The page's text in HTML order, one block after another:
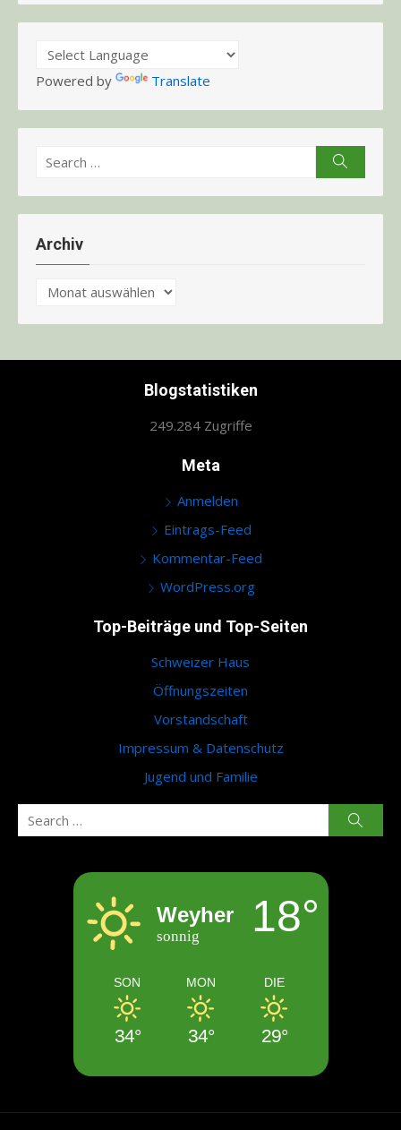
Powered by Translate
Search
Archiv
Archiv
Blogstatistiken
249.284 Zugriffe
Meta
Anmelden
Eintrags-Feed
Kommentar-Feed
WordPress.org
Top-Beiträge und Top-Seiten
Schweizer Haus
Öffnungszeiten
Vorstandschaft
Impressum & Datenschutz
Jugend und Familie
for:
Weyher
sonnig 18°
SON
34°
MON
34°
DIE
29°